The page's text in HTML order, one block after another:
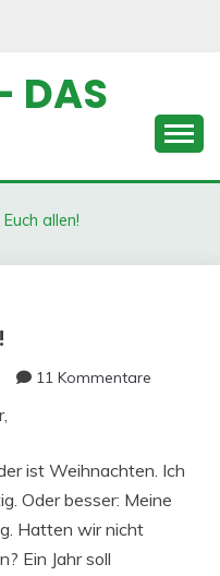
DAS
allen!
11 Kommentare
ist Weihnachten. Ich
Oder besser: Meine
Hatten wir nicht
Ein Jahr soll